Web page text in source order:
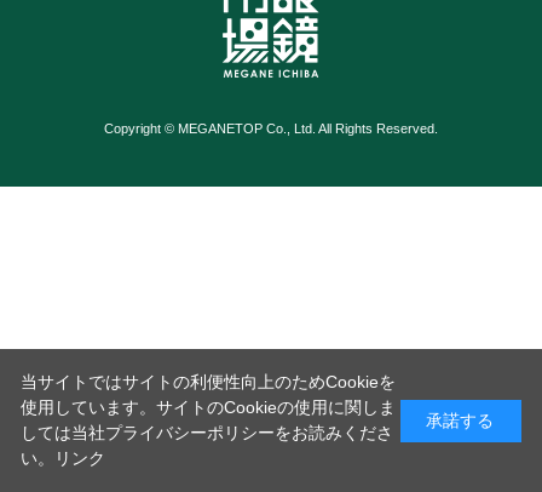
Copyright © MEGANETOP Co., Ltd. All Rights Reserved.
当サイトではサイトの利便性向上のためCookieを
使用しています。サイトのCookieの使用に関しま
しては当社プライバシーポリシーをお読みくださ
い。
リンク
承諾する